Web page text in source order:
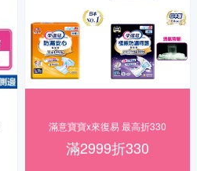
滿意寶寶x來復易 最高折330
滿2999折330